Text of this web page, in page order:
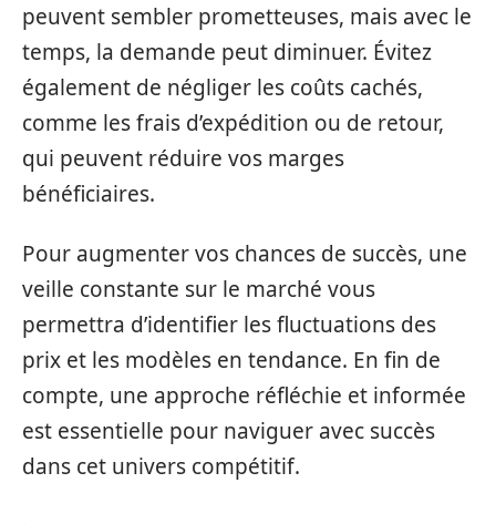
peuvent sembler prometteuses, mais avec le
temps, la demande peut diminuer. Évitez
également de négliger les coûts cachés,
comme les frais d’expédition ou de retour,
qui peuvent réduire vos marges
bénéficiaires.
Pour augmenter vos chances de succès, une
veille constante sur le marché vous
permettra d’identifier les fluctuations des
prix et les modèles en tendance. En fin de
compte, une approche réfléchie et informée
est essentielle pour naviguer avec succès
dans cet univers compétitif.